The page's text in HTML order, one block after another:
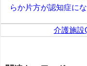
らか片方が認知症に
介護施設